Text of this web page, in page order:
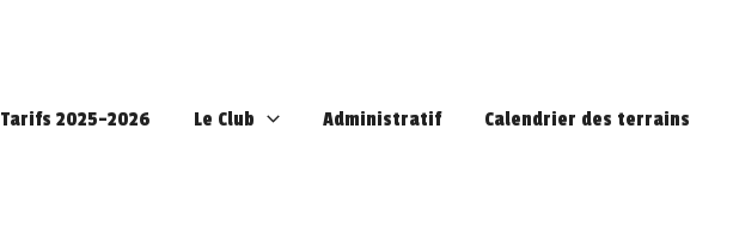
Tarifs 2025-2026 Le Club Administratif Calendrier des terrains